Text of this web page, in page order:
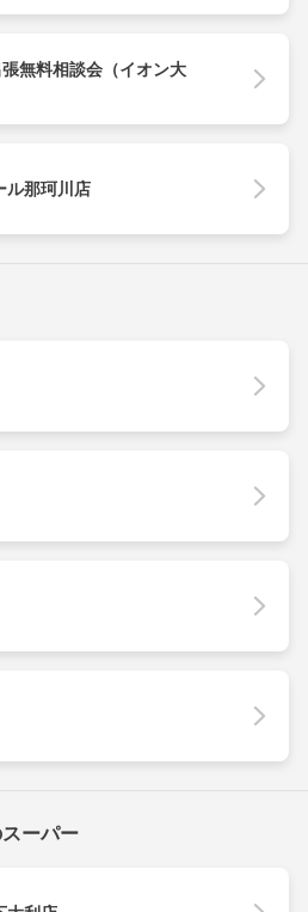
無料相談会（イオン大
ル那珂川店
ーパー